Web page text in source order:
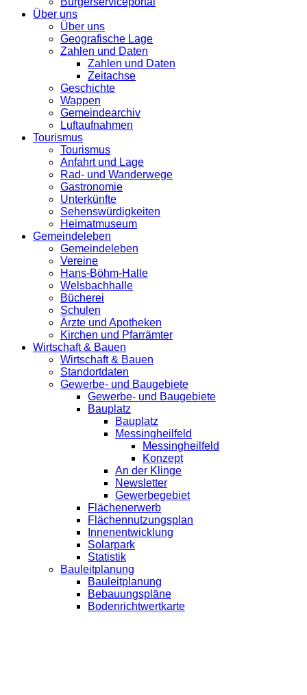
Über uns
Über uns
Geografische Lage
Zahlen und Daten
Zahlen und Daten
Zeitachse
Geschichte
Wappen
Gemeindearchiv
Luftaufnahmen
Tourismus
Tourismus
Anfahrt und Lage
Rad- und Wanderwege
Gastronomie
Unterkünfte
Sehenswürdigkeiten
Heimatmuseum
Gemeindeleben
Gemeindeleben
Vereine
Hans-Böhm-Halle
Welsbachhalle
Bücherei
Schulen
Ärzte und Apotheken
Kirchen und Pfarrämter
Wirtschaft & Bauen
Wirtschaft & Bauen
Standortdaten
Gewerbe- und Baugebiete
Gewerbe- und Baugebiete
Bauplatz
Bauplatz
Messingheilfeld
Messingheilfeld
Konzept
An der Klinge
Newsletter
Gewerbegebiet
Flächenerwerb
Flächennutzungsplan
Innenentwicklung
Solarpark
Statistik
Bauleitplanung
Bauleitplanung
Bebauungspläne
Bodenrichtwertkarte